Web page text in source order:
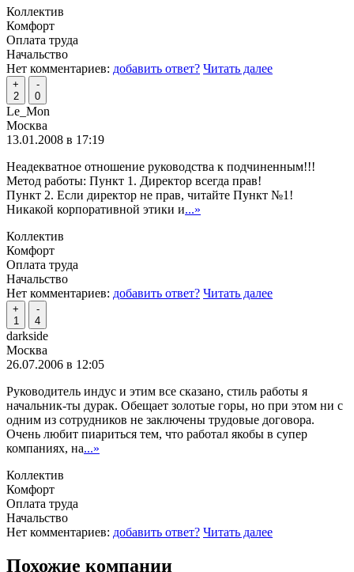
Коллектив
Комфорт
Оплата труда
Начальство
Нет комментариев: добавить ответ? Читать далее
+
2
-
0
Le_Mon
Москва
13.01.2008 в 17:19
Неадекватное отношение руководства к подчиненным!!!
Метод работы: Пункт 1. Директор всегда прав!
Пункт 2. Если директор не прав, читайте Пункт №1!
Никакой корпоративной этики и...»
Коллектив
Комфорт
Оплата труда
Начальство
Нет комментариев: добавить ответ? Читать далее
+
1
-
4
darkside
Москва
26.07.2006 в 12:05
Руководитель индус и этим все сказано, стиль работы я
начальник-ты дурак. Обещает золотые горы, но при этом ни с
одним из сотрудников не заключены трудовые договора.
Очень любит пиариться тем, что работал якобы в супер
компаниях, на...»
Коллектив
Комфорт
Оплата труда
Начальство
Нет комментариев: добавить ответ? Читать далее
Похожие компании